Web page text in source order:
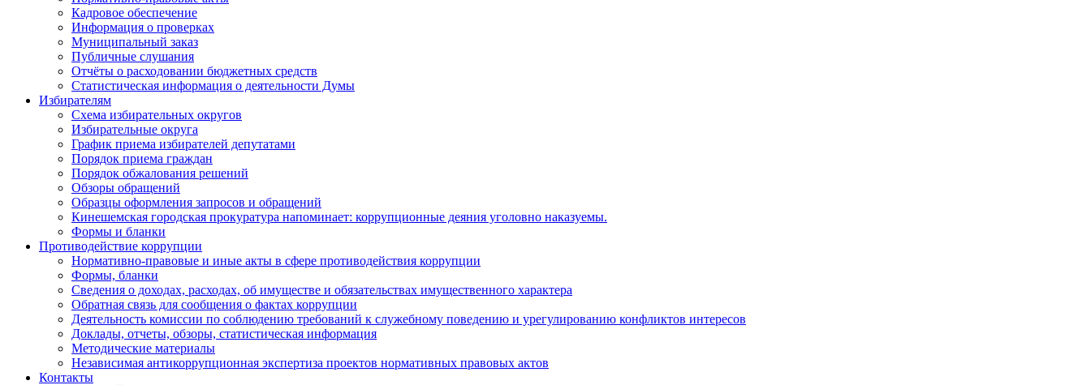
Кадровое обеспечение
Информация о проверках
Муниципальный заказ
Публичные слушания
Отчёты о расходовании бюджетных средств
Статистическая информация о деятельности Думы
Избирателям
Схема избирательных округов
Избирательные округа
График приема избирателей депутатами
Порядок приема граждан
Порядок обжалования решений
Обзоры обращений
Образцы оформления запросов и обращений
Кинешемская городская прокуратура напоминает: коррупционные деяния уголовно наказуемы.
Формы и бланки
Противодействие коррупции
Нормативно-правовые и иные акты в сфере противодействия коррупции
Формы, бланки
Сведения о доходах, расходах, об имуществе и обязательствах имущественного характера
Обратная связь для сообщения о фактах коррупции
Деятельность комиссии по соблюдению требований к служебному поведению и урегулированию конфликтов интересов
Доклады, отчеты, обзоры, статистическая информация
Методические материалы
Независимая антикоррупционная экспертиза проектов нормативных правовых актов
Контакты